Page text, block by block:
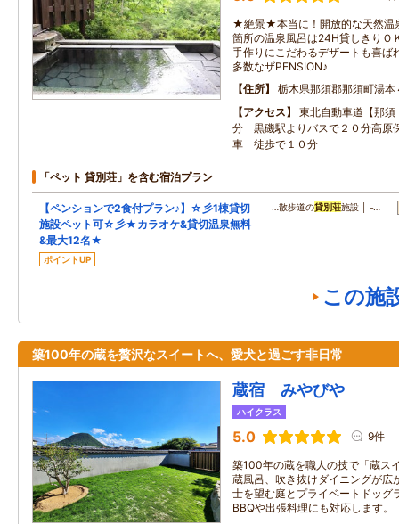
★絶景★本当に！開放的な天然温
箇所の温泉風呂は24H貸しきりＯ
手作りにこだわるデザートも喜ば
多数なザPENSION♪
住所
栃木県那須郡那須町湯本
アクセス
東北自動車道【那
分 黒磯駅よりバスで２０分高原
車 徒歩で１０分
「ペット 貸別荘」を含む宿泊プラン
【ペンションで2食付プラン♪】☆彡1棟貸切
施設ペット可☆彡★カラオケ&貸切温泉無料
&最大12名★
ポイントUP
…散歩道の貸別荘施設 │┌…
この施
築100年の蔵を贅沢なスイートへ、愛犬と過ごす非日常
蔵宿 みやびや
ハイクラス
5.0 9件
築100年の蔵を職人の技で「蔵ス
蔵風呂、吹き抜けダイニングが広
士を望む庭とプライベートドッグ
BBQや出張料理にも対応します。